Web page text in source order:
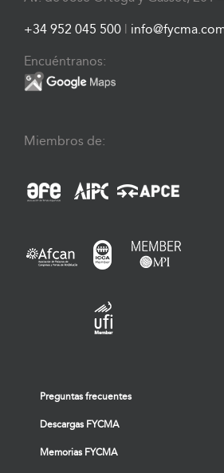
+34 952 045 500 |
Encuéntranos:
Miembros de:
Preguntas frecuentes
Descargas FYCMA
Memorias FYCMA